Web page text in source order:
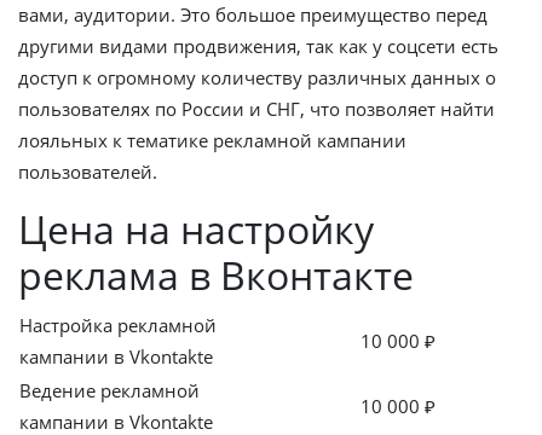
вами, аудитории. Это большое преимущество перед
другими видами продвижения, так как у соцсети есть
доступ к огромному количеству различных данных о
пользователях по России и СНГ, что позволяет найти
лояльных к тематике рекламной кампании
пользователей.
Цена на настройку
реклама в Вконтакте
Настройка рекламной
кампании в Vkontakte
10 000 ₽
Ведение рекламной
кампании в Vkontakte
10 000 ₽